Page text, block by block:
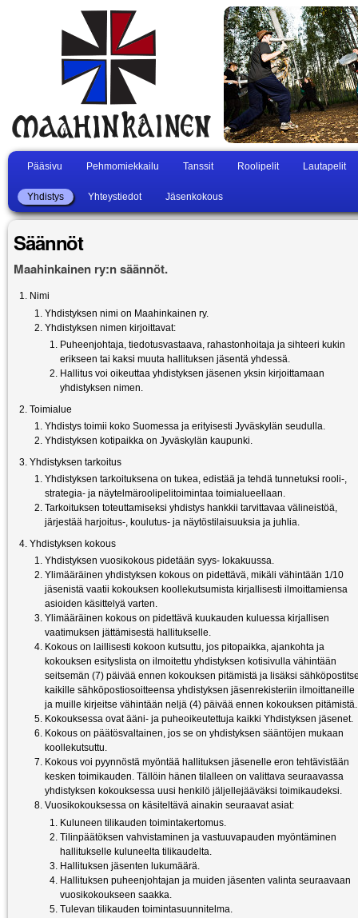
Pääsivu Pehmomiekkailu Tanssit Roolipelit Lautapelit
Yhdistys Yhteystiedot Jäsenkokous
Säännöt
Maahinkainen ry:n säännöt.
Nimi
Yhdistyksen nimi on Maahinkainen ry.
Yhdistyksen nimen kirjoittavat:
Puheenjohtaja, tiedotusvastaava, rahastonhoitaja ja sihteeri kukin
erikseen tai kaksi muuta hallituksen jäsentä yhdessä.
Hallitus voi oikeuttaa yhdistyksen jäsenen yksin kirjoittamaan
yhdistyksen nimen.
Toimialue
Yhdistys toimii koko Suomessa ja erityisesti Jyväskylän seudulla.
Yhdistyksen kotipaikka on Jyväskylän kaupunki.
Yhdistyksen tarkoitus
Yhdistyksen tarkoituksena on tukea, edistää ja tehdä tunnetuksi rooli-,
strategia- ja näytelmäroolipelitoimintaa toimialueellaan.
Tarkoituksen toteuttamiseksi yhdistys hankkii tarvittavaa välineistöä,
järjestää harjoitus-, koulutus- ja näytöstilaisuuksia ja juhlia.
Yhdistyksen kokous
Yhdistyksen vuosikokous pidetään syys- lokakuussa.
Ylimääräinen yhdistyksen kokous on pidettävä, mikäli vähintään 1/10
jäsenistä vaatii kokouksen koollekutsumista kirjallisesti ilmoittamiensa
asioiden käsittelyä varten.
Ylimääräinen kokous on pidettävä kuukauden kuluessa kirjallisen
vaatimuksen jättämisestä hallitukselle.
Kokous on laillisesti kokoon kutsuttu, jos pitopaikka, ajankohta ja
kokouksen esityslista on ilmoitettu yhdistyksen kotisivulla vähintään
seitsemän (7) päivää ennen kokouksen pitämistä ja lisäksi
kaikille sähköpostiosoitteensa yhdistyksen jäsenrekisteriin ilmoittaneille
ja muille kirjeitse vähintään neljä (4) päivää ennen kokouksen pitämistä.
Kokouksessa ovat ääni- ja puheoikeutettuja kaikki Yhdistyksen jäsenet.
Kokous on päätösvaltainen, jos se on yhdistyksen sääntöjen mukaan
koollekutsuttu.
Kokous voi pyynnöstä myöntää hallituksen jäsenelle eron tehtävistään
kesken toimikauden. Tällöin hänen tilalleen on valittava seuraavassa
yhdistyksen kokouksessa uusi henkilö jäljellejääväksi toimikaudeksi.
Vuosikokouksessa on käsiteltävä ainakin seuraavat asiat:
Kuluneen tilikauden toimintakertomus.
Tilinpäätöksen vahvistaminen ja vastuuvapauden myöntäminen
hallitukselle kuluneelta tilikaudelta.
Hallituksen jäsenten lukumäärä.
Hallituksen puheenjohtajan ja muiden jäsenten valinta seuraavaan
vuosikokoukseen saakka.
Tulevan tilikauden toimintasuunnitelma.